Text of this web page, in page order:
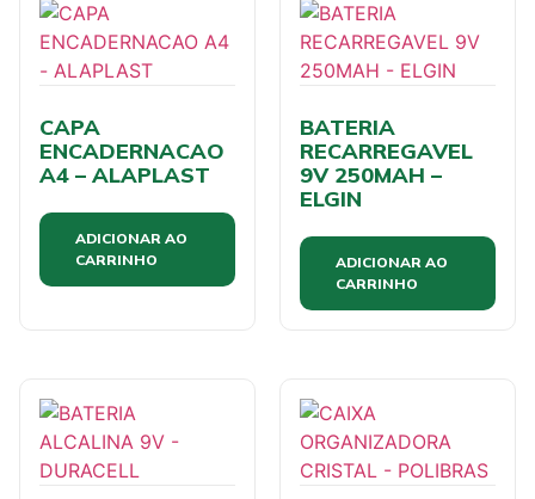
CAPA
ENCADERNACAO
A4 – ALAPLAST
ADICIONAR AO
CARRINHO
BATERIA
RECARREGAVEL
9V 250MAH –
ELGIN
ADICIONAR AO
CARRINHO